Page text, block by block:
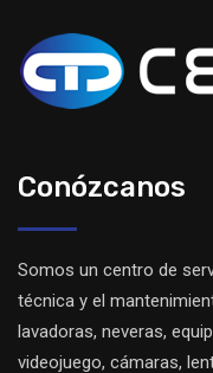
Conózcanos
Somos un centro de
técnica y el
lavadoras, neveras,
videojuego, cámaras,